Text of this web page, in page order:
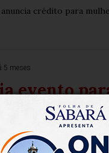
anuncia crédito para
5 meses
evento
o
até sábado nos